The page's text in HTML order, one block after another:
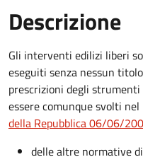
Descrizione
Gli interventi edilizi liberi
eseguiti senza nessun
prescrizioni degli
essere comunque svolti
della Repubblica 06/06/
delle altre normative